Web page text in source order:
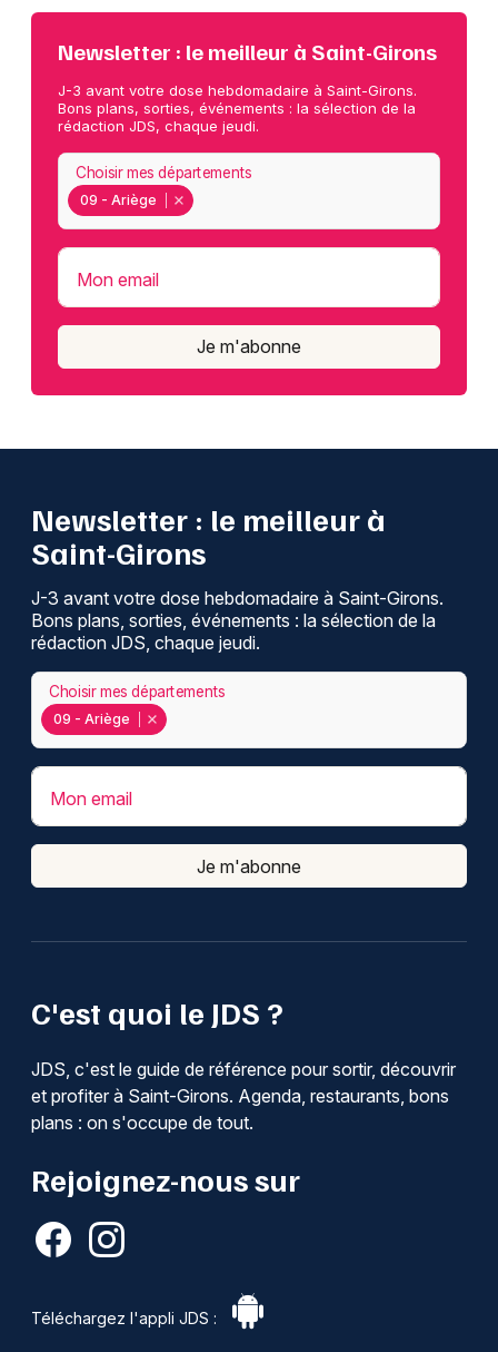
Newsletter : le meilleur à Saint-Girons
J-3 avant votre dose hebdomadaire à Saint-Girons.
Bons plans, sorties, événements : la sélection de la
rédaction JDS, chaque jeudi.
09 - Ariège
Choisir mes départements
Mon email
Je m'abonne
C'est quoi le JDS ?
JDS, c'est le guide de référence pour sortir, découvrir
et profiter à Saint-Girons. Agenda, restaurants, bons
plans : on s'occupe de tout.
Rejoignez-nous sur
Téléchargez l'appli JDS :
Newsletter : le meilleur à
Saint-Girons
J-3 avant votre dose hebdomadaire à Saint-Girons.
Bons plans, sorties, événements : la sélection de la
rédaction JDS, chaque jeudi.
09 - Ariège
Choisir mes départements
Mon email
Je m'abonne